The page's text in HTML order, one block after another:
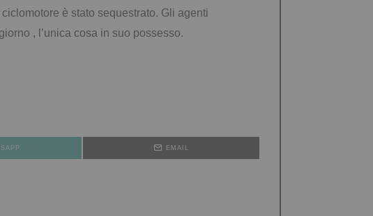
è stato sequestrato. Gli agenti
, l’unica cosa in suo possesso.
EMAIL